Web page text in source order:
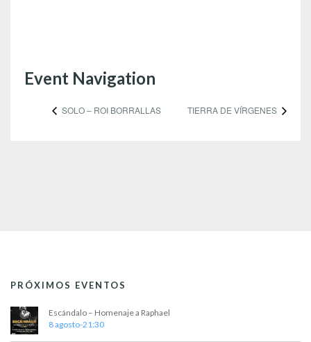
Event Navigation
SOLO – ROI BORRALLAS TIERRA DE VÍRGENES
PRÓXIMOS EVENTOS
Escándalo – Homenaje a Raphael
8 agosto-21:30